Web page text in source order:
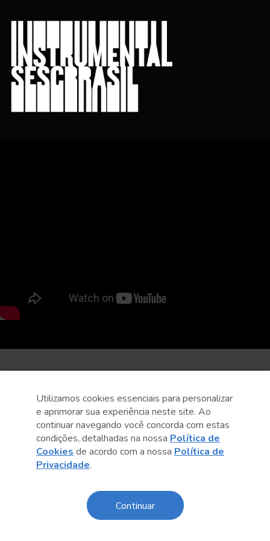
Utilizamos cookies essenciais para personalizar
e aprimorar sua experiência neste site. Ao
continuar navegando você concorda com estas
condições, detalhadas na nossa Política de
Cookies de acordo com a nossa Política de
Privacidade.
Continuar